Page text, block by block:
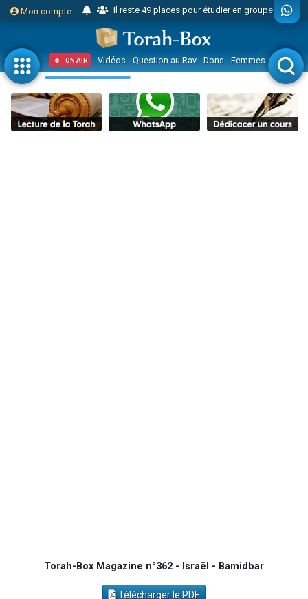
Mon compte
23 personnes viennent de faire un don pour Diane, 80 ans, dans un appartement insalubre
Eva vient de donner son Maasser
4 personnes viennent de nous rejoindre sur WhatsApp
3 personnes viennent de nous rejoindre sur WhatsApp
Odaya vient de donner son Maasser
3 personnes viennent de faire un don pour 5 jours de vacances aux Orphelins
ON AIR Vidéos Question au Rav Dons Femmes Enfants
Torah-Box Magazine n°362 - Israël - Bamidbar
Télécharger le PDF